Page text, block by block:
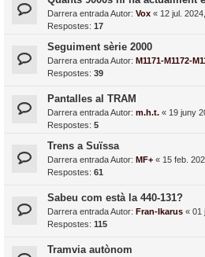
Darrera entrada Autor: Vox « 12 jul.
Respostes: 17
Seguiment sèrie 2000
Darrera entrada Autor: M1171-M1172-
Respostes: 39
Pantalles al TRAM
Darrera entrada Autor: m.h.t. « 19 juny
Respostes: 5
Trens a Suïssa
Darrera entrada Autor: MF+ « 15 feb.
Respostes: 61
Sabeu com està la 440-131?
Darrera entrada Autor: Fran-Ikarus « 01
Respostes: 115
Tramvia autònom